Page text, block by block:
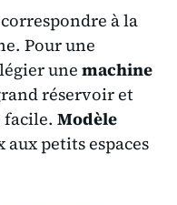
à la
Pour une
une machine
réservoir et
facile. Modèle
petits espaces